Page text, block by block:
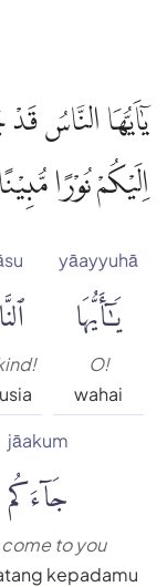
يٰٓاَيُّهَا النَّاسُ
اِلَيْكُمْ نُوْرًا مُّبِيْنًا
yāayyuhā
يَٰٓأَيُّهَا
O!
wahai
jāakum
جَآءَكُم
come to you
kepadamu